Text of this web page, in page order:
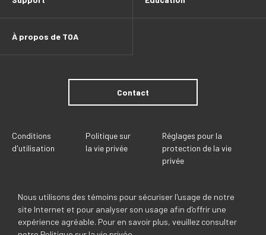
Nous utilisons des témoins pour sécuriser l'usage de notre
site Internet et pour analyser son usage afin d'offrir une
expérience agréable. Pour en savoir plus, veuillez consulter
À propos de TOA
Contact
Conditions
d'utilisation
Politique sur
la vie privée
Réglages pour la
protection de la vie
privée